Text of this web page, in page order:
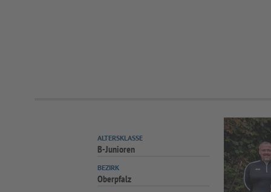
ALTERSKLASSE
B-Junioren
BEZIRK
Oberpfalz